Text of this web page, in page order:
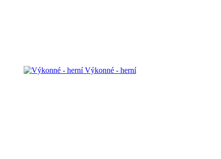
Výkonné - herní